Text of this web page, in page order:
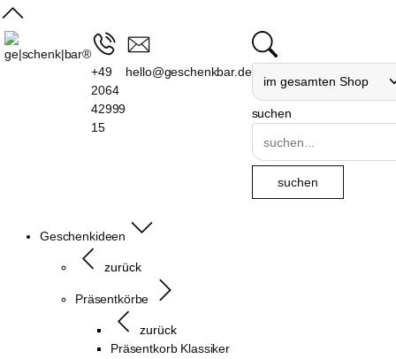
+49
2064
42999
15
hello@geschenkbar.de
suchen
Geschenkideen
zurück
Präsentkörbe
zurück
Präsentkorb Klassiker